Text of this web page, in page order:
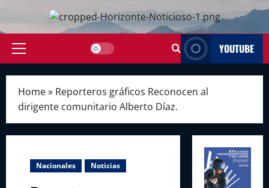
content
Primary
YOUTUBE
Home» Reporteros gráficos Reconocen al
dirigente comunitario Alberto Díaz.
Nacionales Noticias